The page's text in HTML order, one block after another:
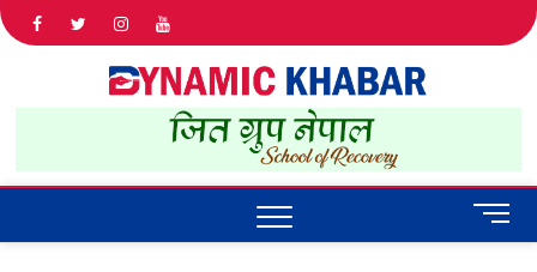
IN NEPAL
M
e